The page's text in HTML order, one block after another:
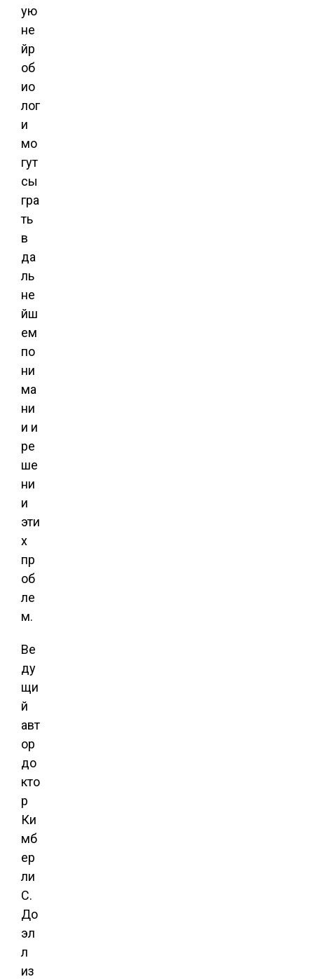
ую
не
йр
об
ио
лог
и
мо
гут
сы
гра
ть
в
да
ль
не
йш
ем
по
ни
ма
ни
и и
ре
ше
ни
и
эти
х
пр
об
ле
м.
Ве
ду
щи
й
авт
ор
до
кто
р
Ки
мб
ер
ли
С.
До
эл
л
из